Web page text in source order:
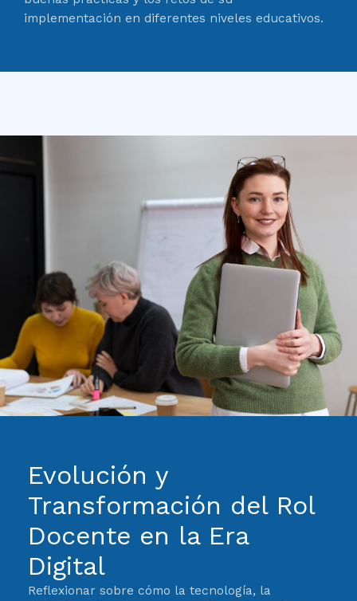
implementación en diferentes niveles educativos.
Evolución y
Transformación del Rol
Docente en la Era
Digital
Reflexionar sobre cómo la tecnología, la